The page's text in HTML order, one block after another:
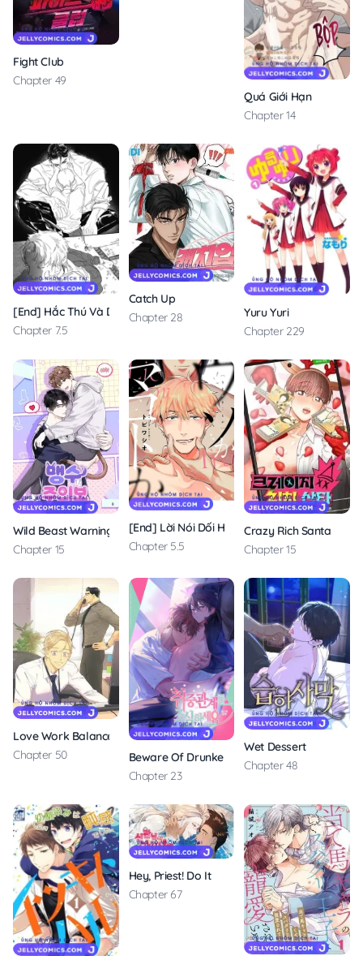
Fight Club
Chapter 49
Quá Giới Hạn
Chapter 14
[End] Hắc Thú Và Dạ Hoa
Chapter 7.5
Catch Up
Chapter 28
Yuru Yuri
Chapter 229
Wild Beast Warning
Chapter 15
[End] Lời Nói Dối Hay Sự Thật
Chapter 5.5
Crazy Rich Santa
Chapter 15
Love Work Balance
Chapter 50
Beware Of Drunken Relationships
Chapter 23
Wet Dessert
Chapter 48
Hey, Priest! Do It
Chapter 67